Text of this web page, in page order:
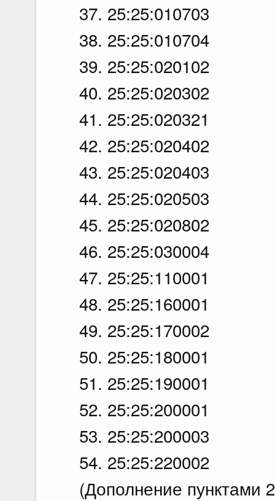
37. 25:25:010703
38. 25:25:010704
39. 25:25:020102
40. 25:25:020302
41. 25:25:020321
42. 25:25:020402
43. 25:25:020403
44. 25:25:020503
45. 25:25:020802
46. 25:25:030004
47. 25:25:110001
48. 25:25:160001
49. 25:25:170002
50. 25:25:180001
51. 25:25:190001
52. 25:25:200001
53. 25:25:200003
54. 25:25:220002
(Дополнение пунктами